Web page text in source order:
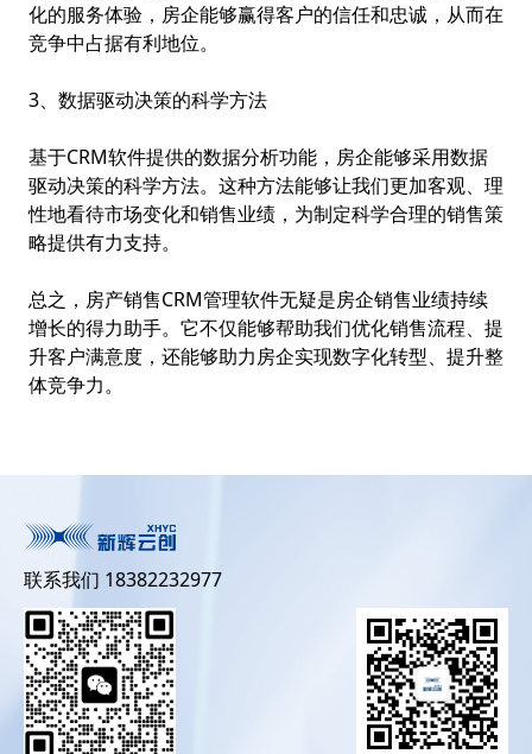
化的服务体验，房企能够赢得客户的信任和忠诚，从而在
竞争中占据有利地位。
3、数据驱动决策的科学方法
基于CRM软件提供的数据分析功能，房企能够采用数据
驱动决策的科学方法。这种方法能够让我们更加客观、理
性地看待市场变化和销售业绩，为制定科学合理的销售策
略提供有力支持。
总之，房产销售CRM管理软件无疑是房企销售业绩持续
增长的得力助手。它不仅能够帮助我们优化销售流程、提
升客户满意度，还能够助力房企实现数字化转型、提升整
体竞争力。
联系我们 18382232977